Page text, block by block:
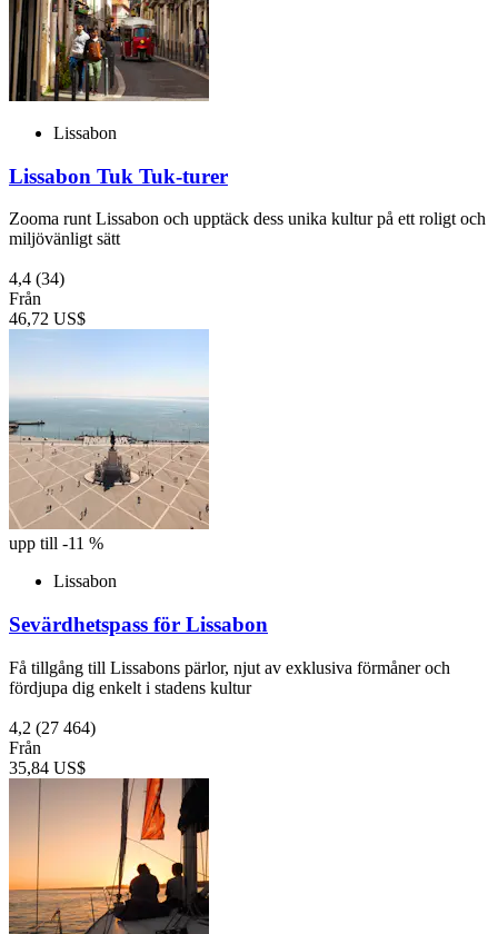
Lissabon
Lissabon Tuk Tuk-turer
Zooma runt Lissabon och upptäck dess unika kultur på ett roligt och
miljövänligt sätt
4,4 (34)
Från
46,72 US$
upp till -11 %
Lissabon
Sevärdhetspass för Lissabon
Få tillgång till Lissabons pärlor, njut av exklusiva förmåner och
fördjupa dig enkelt i stadens kultur
4,2 (27 464)
Från
35,84 US$